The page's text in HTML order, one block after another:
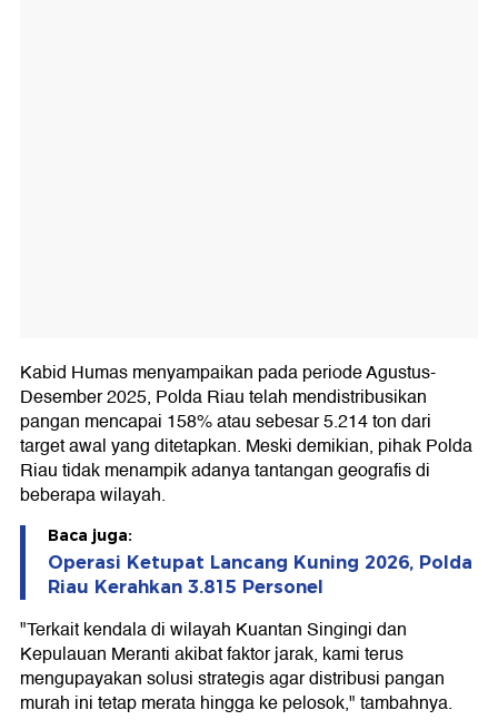
Kabid Humas menyampaikan pada periode Agustus-
Desember 2025, Polda Riau telah mendistribusikan
pangan mencapai 158% atau sebesar 5.214 ton dari
target awal yang ditetapkan. Meski demikian, pihak Polda
Riau tidak menampik adanya tantangan geografis di
beberapa wilayah.
Baca juga:
Operasi Ketupat Lancang Kuning 2026, Polda
Riau Kerahkan 3.815 Personel
"Terkait kendala di wilayah Kuantan Singingi dan
Kepulauan Meranti akibat faktor jarak, kami terus
mengupayakan solusi strategis agar distribusi pangan
murah ini tetap merata hingga ke pelosok," tambahnya.